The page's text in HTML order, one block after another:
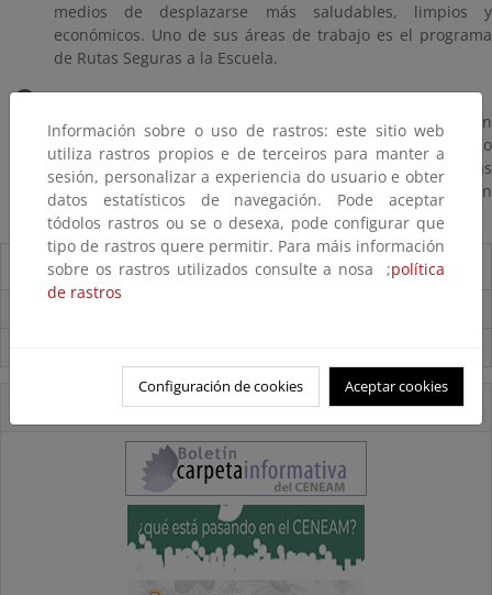
medios de desplazarse más saludables, limpios y
económicos. Uno de sus áreas de trabajo es el programa
de Rutas Seguras a la Escuela.
La cittá dei bambini-La ciudad de los niños
En esta página encontramos información y recursos en
torno al proyecto internacional impulsado por Francesco
Tonucci, que tanta influencia ha tenido en muchas de las
iniciativas de mejora urbana y de movilidad centradas en
la infancia.
Destacados
Accesos Directos
Información sobre o uso de rastros: este sitio web
utiliza rastros propios e de terceiros para manter a
sesión, personalizar a experiencia do usuario e obter
datos estatísticos de navegación. Pode aceptar
tódolos rastros ou se o desexa, pode configurar que
tipo de rastros quere permitir. Para máis información
sobre os rastros utilizados consulte a nosa ;política
de rastros
Configuración de cookies Aceptar cookies